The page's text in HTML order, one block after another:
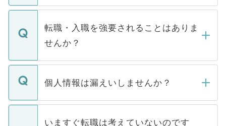
ます。通常、5営業日以内にはご連絡をせて
いただきますので、しばらくお待ちくださ
マイナビDOCTORで取り扱っている求人の
うち約3割は、Webサイトからご覧いただ
けない「非公開求人」です。非公開求人は
下記の理由によって、一般には公開してい
ません。
■応募殺到を避けるため 人気のある医療機
関を公にしてしまうと、応募が殺到する場
転職・入職を強要されることはありま
せんか？
転職・入職を強要することは一切ありませ
ん。また、仮に応募先から内定をいただい
定を承諾する必要はありません。内定先へ
の辞退の連絡はキャリアパートナーが行い
個人情報は漏えいしませんか？
個人情報が漏えいすることはありませんの
で、ご安心ください。当サイトからの登録
いますぐ転職は考えていないのです